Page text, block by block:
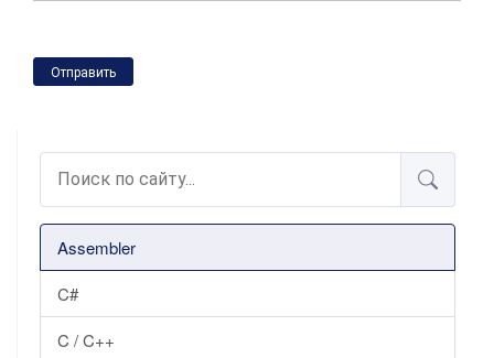
Assembler
C#
C / C++
Отправить